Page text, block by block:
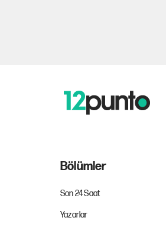
Bölümler
Son 24 Saat
Yazarlar